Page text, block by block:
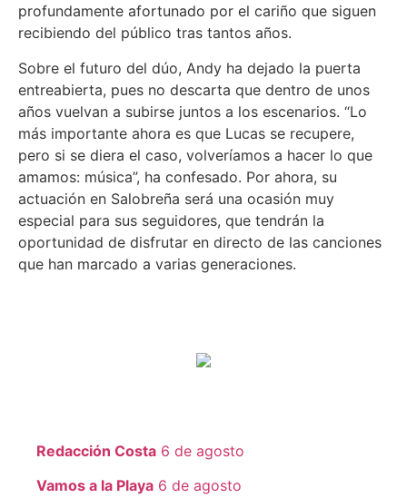
profundamente afortunado por el cariño que siguen
recibiendo del público tras tantos años.
Sobre el futuro del dúo, Andy ha dejado la puerta
entreabierta, pues no descarta que dentro de unos
años vuelvan a subirse juntos a los escenarios. “Lo
más importante ahora es que Lucas se recupere,
pero si se diera el caso, volveríamos a hacer lo que
amamos: música”, ha confesado. Por ahora, su
actuación en Salobreña será una ocasión muy
especial para sus seguidores, que tendrán la
oportunidad de disfrutar en directo de las canciones
que han marcado a varias generaciones.
Redacción Costa 6 de agosto
Vamos a la Playa 6 de agosto